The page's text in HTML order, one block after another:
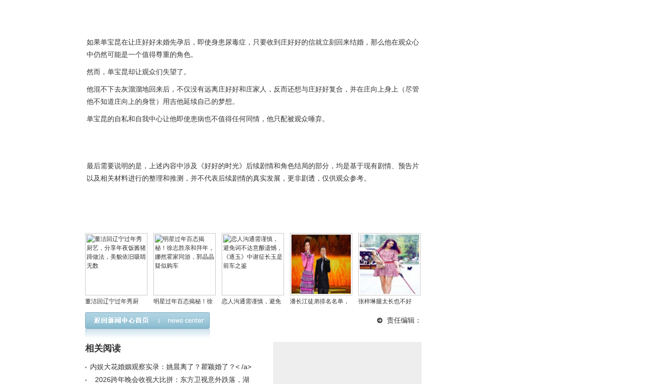
如果单宝昆在让庄好好未婚先孕后，即使身患尿毒症，只要收到庄好好的信就立刻回来结婚，那么他在观众心
中仍然可能是一个值得尊重的角色。
然而，单宝昆却让观众们失望了。
他混不下去灰溜溜地回来后，不仅没有远离庄好好和庄家人，反而还想与庄好好复合，并在庄向上身上（尽管
他不知道庄向上的身世）用吉他延续自己的梦想。
单宝昆的自私和自我中心让他即使患病也不值得任何同情，他只配被观众唾弃。
最后需要说明的是，上述内容中涉及《好好的时光》后续剧情和角色结局的部分，均是基于现有剧情、预告片
以及相关材料进行的整理和推测，并不代表后续剧情的真实发展，更非剧透，仅供观众参考。
董洁回辽宁过年秀厨
艺，分享年夜饭酱猪蹄
做法，美貌依旧吸睛无
明星过年百态揭秘！徐
志胜亲和拜年，娜然霍
家同游，郭晶晶疑似购
恋人沟通需谨慎，避免
潘长江徒弟排名名单，
张梓琳腿太长也不好
责任编辑：
相关阅读
内娱大花婚姻观察实录：姚晨离了？瞿颖婚了？< /a>
2026跨年晚会收视大比拼：东方卫视意外跌落，湖